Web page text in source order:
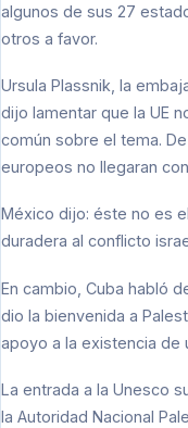
algunos de sus 27
otros a favor.
Ursula Plassnik, la
dijo lamentar que la UE
común sobre el tema.
europeos no llegaran
México dijo: éste no es
duradera al conflicto
En cambio, Cuba habló
dio la bienvenida a
apoyo a la existencia de
La entrada a la Unesco
la Autoridad Nacional